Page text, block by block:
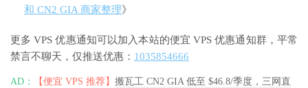
和 CN2 GIA 商家整理》
更多 VPS 优惠通知可以加入本站的便宜 VPS 优惠通知群，平常
禁言不聊天，仅推送优惠： 1035854666
AD： 【便宜 VPS 推荐】 搬瓦工 CN2 GIA 低至 $46.8/季度，三网直